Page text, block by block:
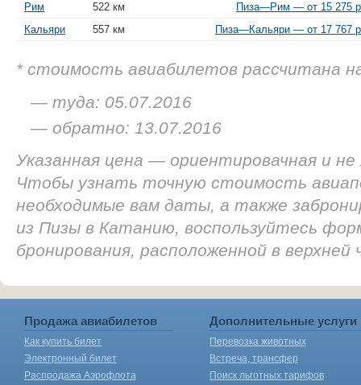
Рим
522 км
Пиза—Рим — от 15 275
Кальяри
557 км Пиза—Кальяри — от 17 767
* стоимость авиабилетов рассчитана
— туда: 05.07.2016
— обратно: 13.07.2016
Указанная цена — ориентировачная и
Чтобы узнать точную стоимость
необходимые вам даты, а также
из Пизы в Катанию, воспользуйтесь
бронирования, расположенной в
Продажа авиабилетов
Как купить билет
Электронный билет
Распродажа Аэрофлота
Дополнительные услуги
Перевозка животных
Встреча, трансфер
Поиск льготных тарифов